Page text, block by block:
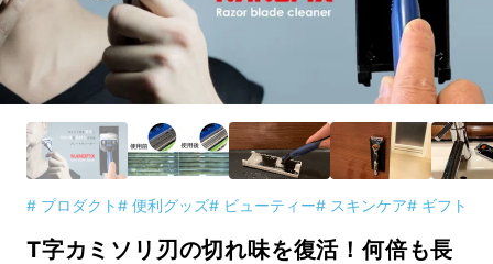
# プロダクト# 便利グッズ# ビューティー# スキンケア# ギフト
T字カミソリ刃の切れ味を復活！何倍も長